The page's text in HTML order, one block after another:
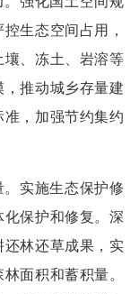
生态空间占用，
、冻土、岩溶等
推动城乡存量建
，加强节约集约
。实施生态保护修
保护和修复。深
还林还草成果，实
面积和蓄积量。